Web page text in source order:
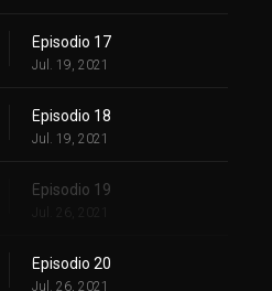
Episodio 17
Jul. 19, 2021
Episodio 18
Jul. 19, 2021
Episodio 19
Jul. 26, 2021
Episodio 20
Jul. 26, 2021